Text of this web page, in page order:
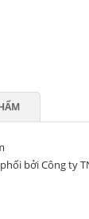
bởi Công ty